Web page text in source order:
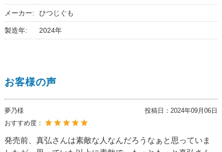
メーカー: ひつじぐも
製造年: 2024年
お客様の声
夢乃様 投稿日： 2024年09月06日
おすすめ度：
発売前、真弘さんは素敵な人なんだろうなぁと思っていま